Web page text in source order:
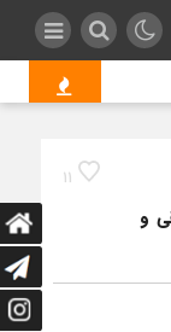
جمعی از
11
و